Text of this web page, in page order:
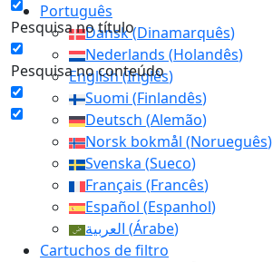
Pesquisa no título
Pesquisa no conteúdo
Português
Dansk(Dinamarquês)
Nederlands (Holandês)
English(Inglês)
Suomi (Finlandês)
Deutsch (Alemão)
Norsk bokmål (Norueguês)
Svenska (Sueco)
Français (Francês)
Español (Espanhol)
العربية (Árabe)
Cartuchos de filtro